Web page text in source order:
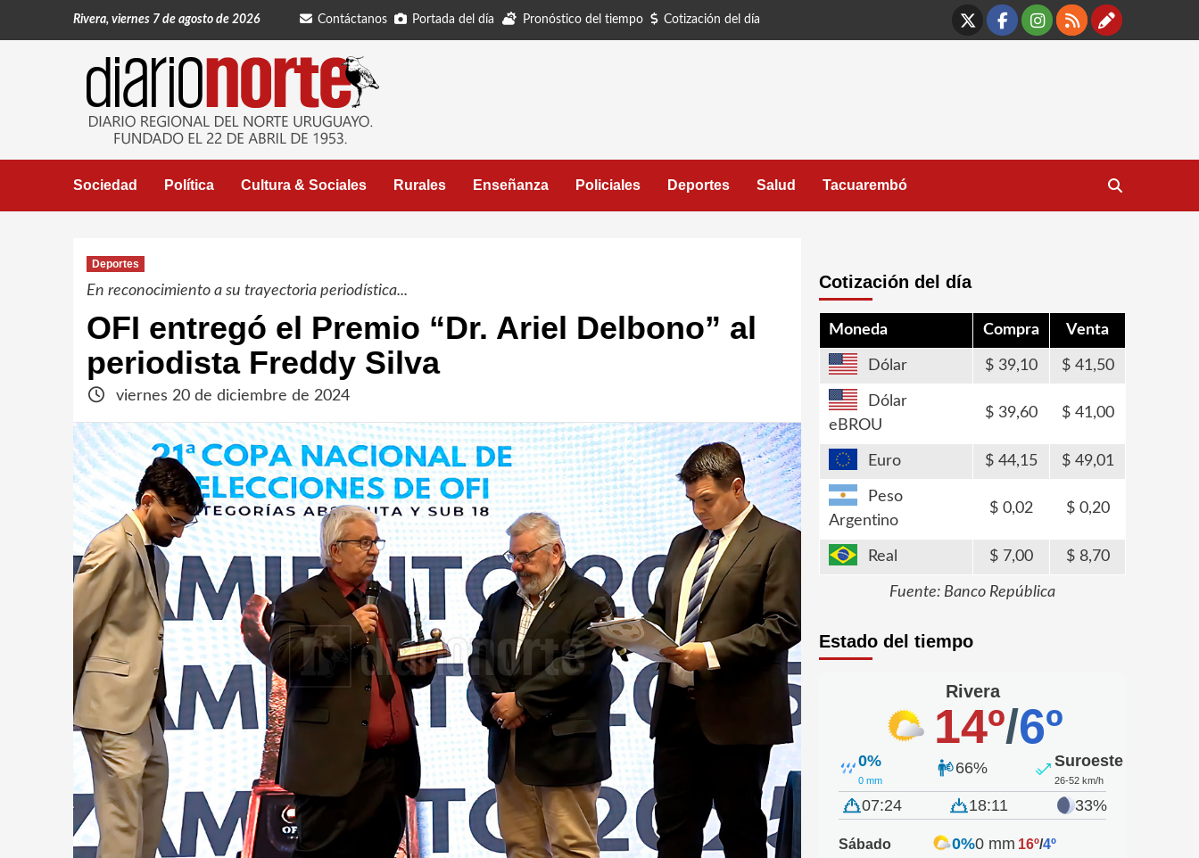
Rivera, viernes 7 de agosto de 2026 Contáctanos Portada del día Pronóstico del tiempo Cotización del día
X Facebook
Instagram
RSS
Sociedad Política Cultura & Sociales Rurales Enseñanza Policiales Deportes Salud Tacuarembó
Deportes
En reconocimiento a su trayectoria periodística...
OFI entregó el Premio “Dr. Ariel Delbono” al
periodista Freddy Silva
viernes 20 de diciembre de 2024
Cotización del día
Moneda Compra Venta
Dólar 39,10 41,50
Dólar
eBROU
39,60 41,00
Euro 44,15 49,01
Peso
Argentino
0,02 0,20
Real 7,00 8,70
Fuente: Banco República
Estado del tiempo
Rivera
14º/6º
0%
0 mm
66% Suroeste
26-52 km/h
07:24 18:11 33%
Sábado 0%0 mm 16º/4º